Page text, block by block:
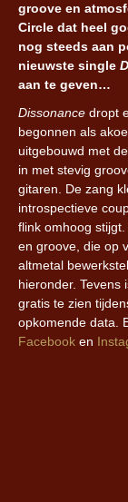
groove en
Circle dat heel
nog steeds aan
nieuwste single
aan te geven…
Dissonance dropt
begonnen als
uitgebouwd met
in met stevig
gitaren. De zang
introspectieve
flink omhoog
en groove, die op
altmetal
hieronder.
gratis te zien
opkomende data.
Facebook en